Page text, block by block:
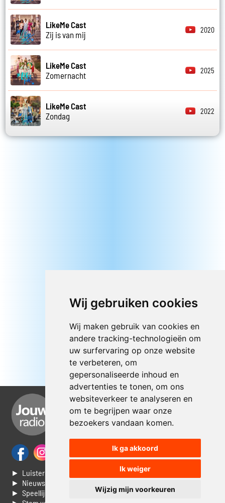
Wij gebruiken cookies
Wij maken gebruik van cookies en
andere tracking-technologieën om
uw surfervaring op onze website
te verbeteren, om
gepersonaliseerde inhoud en
advertenties te tonen, om ons
websiteverkeer te analyseren en
om te begrijpen waar onze
bezoekers vandaan komen.
Ik ga akkoord
Ik weiger
Wijzig mijn voorkeuren
LikeMe Cast
Zij is van mij
2020
LikeMe Cast
Zomernacht
2025
LikeMe Cast
Zondag
2022
► Luisteren naar Jouwradio
► Nieuws
► Speellijst